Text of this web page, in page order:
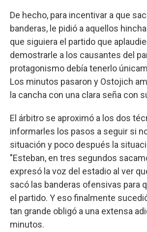
De hecho, para incentivar a que
banderas, le pidió a aquellos
que siguiera el partido que
demostrarle a los causantes del
protagonismo debía tenerlo
Los minutos pasaron y Ostojich
la cancha con una clara seña con
El árbitro se aproximó a los dos
informarles los pasos a seguir si
situación y poco después la
"Esteban, en tres segundos
expresó la voz del estadio al ver
sacó las banderas ofensivas para
el partido. Y eso finalmente
tan grande obligó a una extensa
minutos.